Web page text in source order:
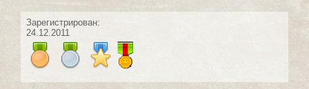
Зарегистрирован:
24.12.2011